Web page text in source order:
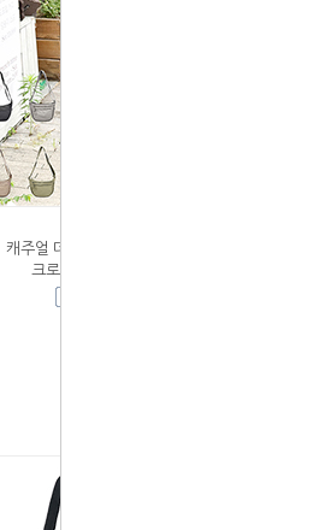
캐주얼 데일리 반달크로스백
크로스백 (BR22939)